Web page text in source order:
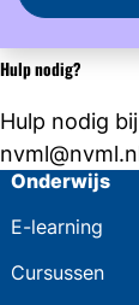
Hulp nodig?
Hulp nodig
Onderwijs
E-learning
Cursussen